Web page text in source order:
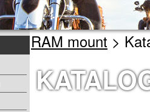
RAM mount >